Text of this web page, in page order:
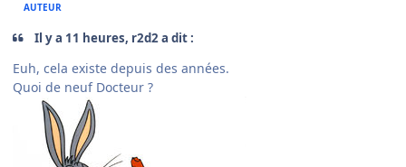
AUTEUR
Il y a 11 heures, r2d2 a dit :
Euh, cela existe depuis des années.
Quoi de neuf Docteur ?